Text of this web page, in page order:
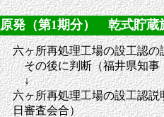
発（第1期分） 乾式貯蔵
六ヶ所再処理工場の設工認
その後に判断（福井県知事
↓
六ヶ所再処理工場の設工認
日審査会合）